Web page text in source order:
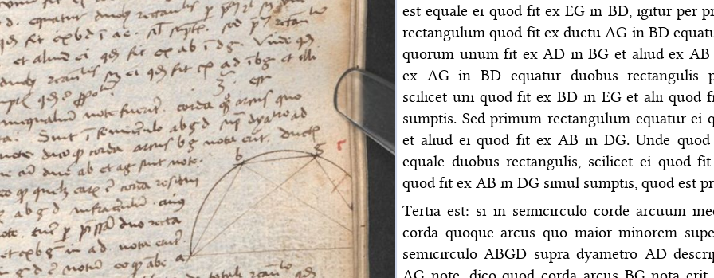
est equale ei quod fit ex EG in BD, igitur per
rectangulum quod fit ex ductu AG in BD
quorum unum fit ex AD in BG et aliud ex
ex AG in BD equatur duobus rectangulis
scilicet uni quod fit ex BD in EG et alii quod
sumptis. Sed primum rectangulum equatur
et aliud ei quod fit ex AB in DG. Unde
equale duobus rectangulis, scilicet ei quod
quod fit ex AB in DG simul sumptis, quod est
Tertia est: si in semicirculo corde arcuum
corda quoque arcus quo maior minorem
semicirculo ABGD supra dyametro AD